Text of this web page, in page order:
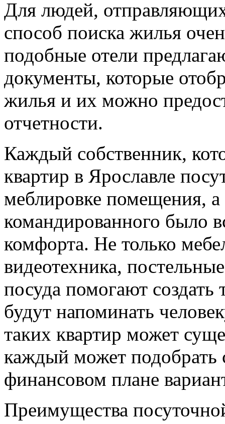
Для людей,
способ поиска жилья
подобные отели
документы, которые
жилья и их можно
отчетности.
Каждый собственник,
квартир в Ярославле
меблировке помещения,
командированного было
комфорта. Не только
видеотехника,
посуда помогают
будут напоминать
таких квартир может
каждый может подобрать
финансовом плане
Преимущества